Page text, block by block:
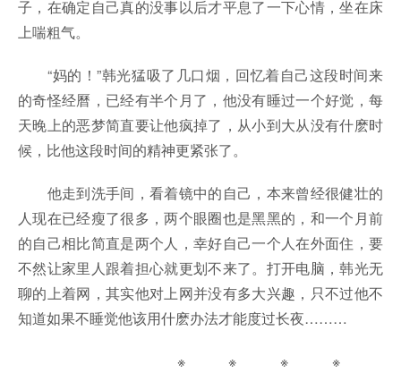
子，在确定自己真的没事以后才平息了一下心情，坐在床
上喘粗气。
“妈的！”韩光猛吸了几口烟，回忆着自己这段时间来
的奇怪经曆，已经有半个月了，他没有睡过一个好觉，每
天晚上的恶梦简直要让他疯掉了，从小到大从没有什麽时
候，比他这段时间的精神更紧张了。
他走到洗手间，看着镜中的自己，本来曾经很健壮的
人现在已经瘦了很多，两个眼圈也是黑黑的，和一个月前
的自己相比简直是两个人，幸好自己一个人在外面住，要
不然让家里人跟着担心就更划不来了。打开电脑，韩光无
聊的上着网，其实他对上网并没有多大兴趣，只不过他不
知道如果不睡觉他该用什麽办法才能度过长夜………
※ ※ ※ ※